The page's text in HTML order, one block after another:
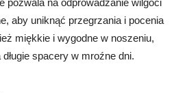
​​pozwala na odprowadzanie wilgoci
aby uniknąć przegrzania i pocenia
miękkie i wygodne w noszeniu,
spacery w mroźne dni.